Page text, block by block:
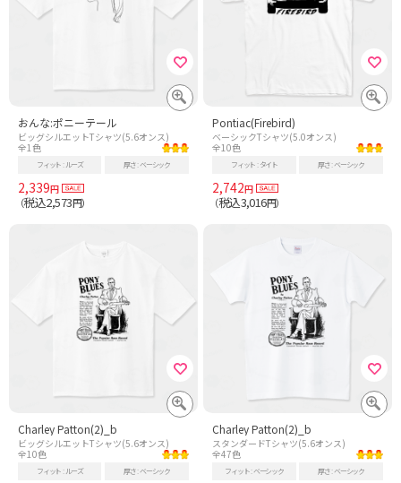
おんな:ポニーテール
ビッグシルエットTシャツ(5.6オンス)
全1色
フィット ルーズ 厚さ ベーシック
2,339円
（税込2,573円）
Pontiac(Firebird)
ベーシックTシャツ(5.0オンス)
全10色
フィット タイト 厚さ ベーシック
2,742円
（税込3,016円）
Charley Patton(2)_b
ビッグシルエットTシャツ(5.6オンス)
全10色
フィット ルーズ 厚さ ベーシック
Charley Patton(2)_b
スタンダードTシャツ(5.6オンス)
全47色
フィット ベーシック 厚さ ベーシック